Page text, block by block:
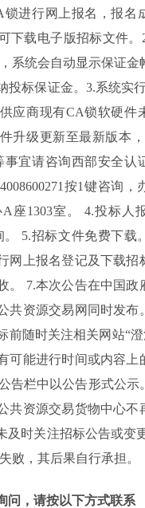
锁进行网上报名，报名
下载电子版招标文件。
系统会自动显示保证金
投标保证金。3.系统实
应商现有CA锁软硬件
升级更新至最新版本
宜请咨询西部安全认
按1键咨询，
座1303室。 4.投标人
。 5.招标文件免费下载
网上报名登记及下载招
。 7.本次公告在中国政
共资源交易网同时发布
前随时关注相关网站“
可能进行时间或内容上
告栏中以公告形式公示
共资源交易货物中心不
及时关注招标公告或变
败，其后果自行承担。
问，请按以下方式联系